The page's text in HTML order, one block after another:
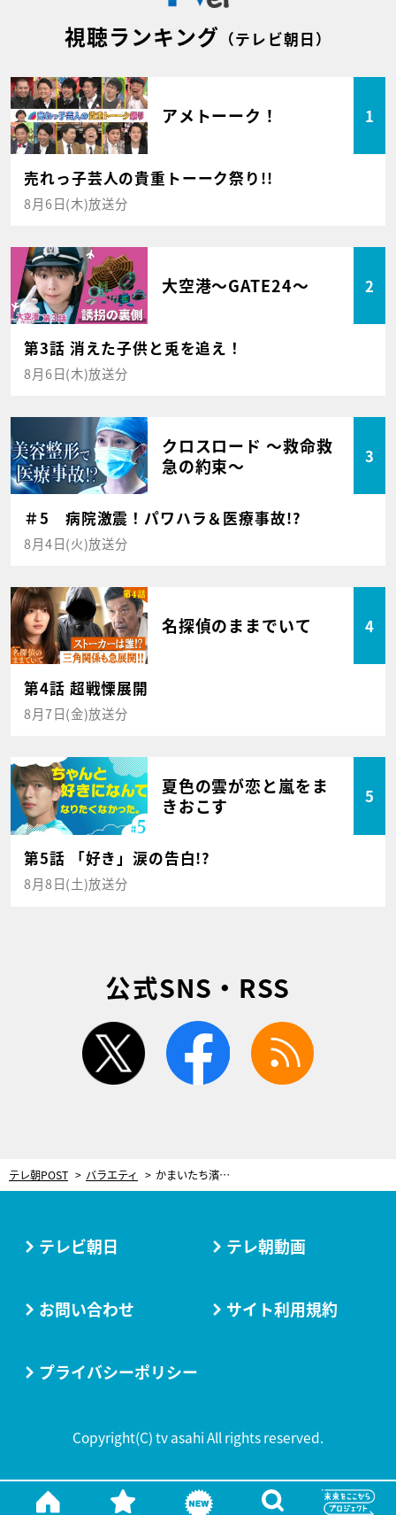
視聴ランキング （テレビ朝日）
アメトーーク！ 1
売れっ子芸人の貴重トーーク祭り!!
8月6日(木)放送分
大空港～GATE24～ 2
第3話 消えた子供と兎を追え！
8月6日(木)放送分
クロスロード ～救命救
急の約束～
3
＃5 病院激震！パワハラ＆医療事故!?
8月4日(火)放送分
名探偵のままでいて 4
第4話 超戦慄展開
8月7日(金)放送分
夏色の雲が恋と嵐をま
きおこす
5
第5話 「好き」涙の告白!?
8月8日(土)放送分
公式SNS・RSS
twitter facebook
テレ朝POST バラエティ かまいたち濱家、痛恨のミスをし冷や汗！共演者から非難の嵐「何個か反省点があった」
テレビ朝日 テレ朝動画
お問い合わせ サイト利用規約
プライバシーポリシー
Copyright(C) tv asahi All rights reserved.